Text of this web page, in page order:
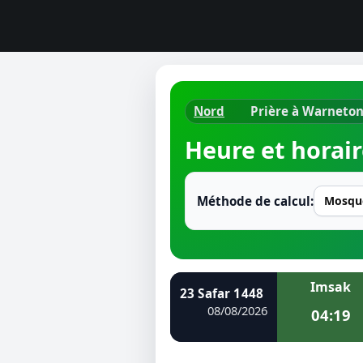
Horaires
Heure de
Ramadan
Nord Prière à Warneton
Heure et
Méthode de calcul:
23 Safar 1448
08/08/2026
Imsak
04:19